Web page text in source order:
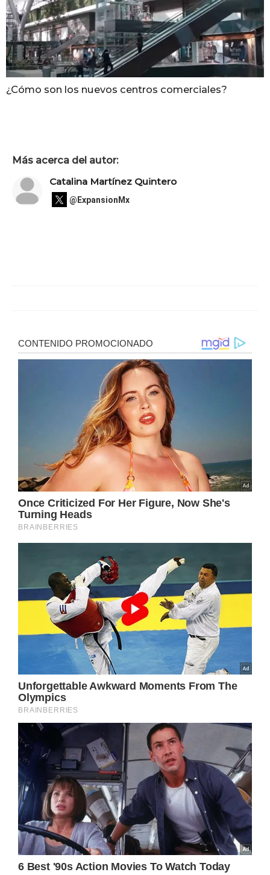
¿Cómo son los nuevos centros comerciales?
Más acerca del autor:
Catalina Martínez Quintero
@ExpansionMx